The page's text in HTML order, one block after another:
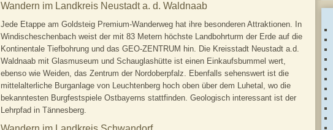
Wandern im Landkreis Neustadt a. d. Waldnaab
Jede Etappe am Goldsteig Premium-Wanderweg hat ihre besonderen Attraktionen. In
Windischeschenbach weist der mit 83 Metern höchste Landbohrturm der Erde auf die
Kontinentale Tiefbohrung und das GEO-ZENTRUM hin. Die Kreisstadt Neustadt a.d.
Waldnaab mit Glasmuseum und Schauglashütte ist einen Einkaufsbummel wert,
ebenso wie Weiden, das Zentrum der Nordoberpfalz. Ebenfalls sehenswert ist die
mittelalterliche Burganlage von Leuchtenberg hoch oben über dem Luhetal, wo die
bekanntesten Burgfestspiele Ostbayerns stattfinden. Geologisch interessant ist der
Lehrpfad in Tännesberg.